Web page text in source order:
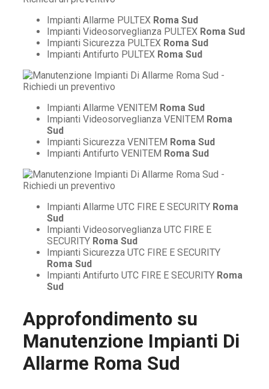
Impianti Allarme PULTEX Roma Sud
Impianti Videosorveglianza PULTEX Roma Sud
Impianti Sicurezza PULTEX Roma Sud
Impianti Antifurto PULTEX Roma Sud
Impianti Allarme VENITEM Roma Sud
Impianti Videosorveglianza VENITEM Roma
Sud
Impianti Sicurezza VENITEM Roma Sud
Impianti Antifurto VENITEM Roma Sud
Impianti Allarme UTC FIRE E SECURITY Roma
Sud
Impianti Videosorveglianza UTC FIRE E
SECURITY Roma Sud
Impianti Sicurezza UTC FIRE E SECURITY
Roma Sud
Impianti Antifurto UTC FIRE E SECURITY Roma
Sud
Approfondimento su
Manutenzione Impianti Di
Allarme Roma Sud